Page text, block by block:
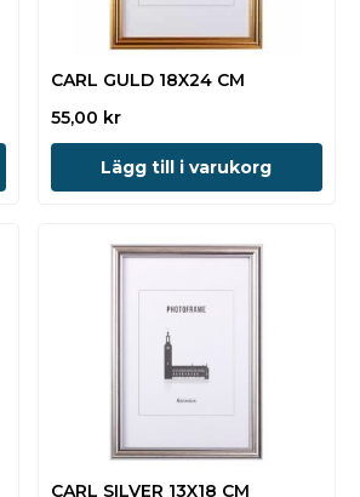
CARL GULD 18X24 CM
55,00 kr
Lägg till i varukorg
CARL SILVER 13X18 CM